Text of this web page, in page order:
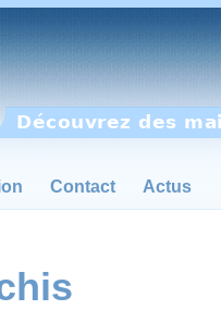
Découvrez des
Contact Actus